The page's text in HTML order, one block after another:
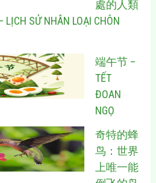
處的人類
SỬ NHÂN LOẠI CHÔN
端午节 –
TẾT
ĐOAN
NGỌ
奇特的蜂
鸟：世界
上唯一能